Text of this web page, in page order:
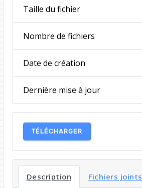
Taille du fichier
Nombre de fichiers
Date de création
Dernière mise à jour
TÉLÉCHARGER
Description Fichiers joints